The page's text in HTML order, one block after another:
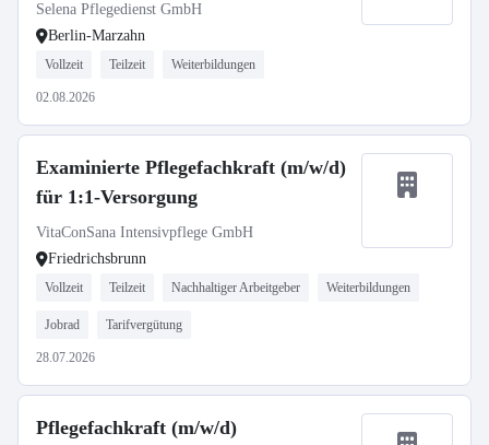
Selena Pflegedienst GmbH
Berlin-Marzahn
Vollzeit Teilzeit Weiterbildungen
02.08.2026
Examinierte Pflegefachkraft (m/w/d)
für 1:1-Versorgung
VitaConSana Intensivpflege GmbH
Friedrichsbrunn
Vollzeit Teilzeit Nachhaltiger Arbeitgeber Weiterbildungen
Jobrad Tarifvergütung
28.07.2026
Pflegefachkraft (m/w/d)